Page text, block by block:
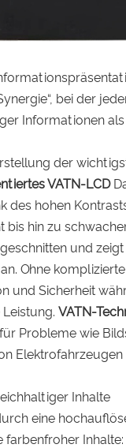
bei der
Informationen
der
VATN-LCD
des hohen
hin zu
und
Ohne
Sicherheit
Leistung.VATN-
Probleme wie
Elektrofahrzeugen
Inhalte
eine